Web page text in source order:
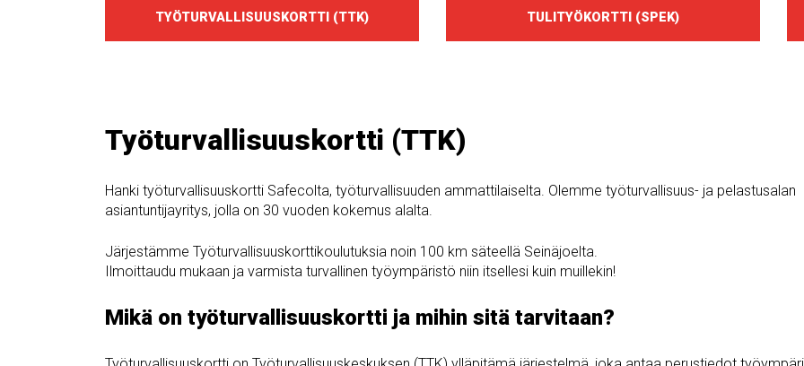
TYÖTURVALLISUUSKORTTI (TTK) TULITYÖKORTTI (SPEK)
Työturvallisuuskortti (TTK)
Hanki työturvallisuuskortti Safecolta, työturvallisuuden ammattilaiselta. Olemme työturvallisuus- ja pelastusalan
asiantuntijayritys, jolla on 30 vuoden kokemus alalta.
Järjestämme Työturvallisuuskorttikoulutuksia noin 100 km säteellä Seinäjoelta.
Ilmoittaudu mukaan ja varmista turvallinen työympäristö niin itsellesi kuin muillekin!
Mikä on työturvallisuuskortti ja mihin sitä tarvitaan?